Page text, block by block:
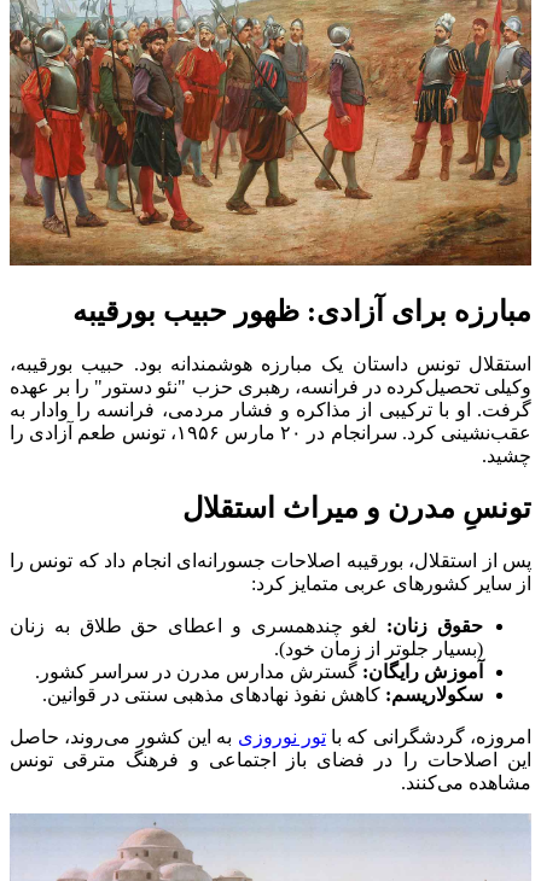
مبارزه برای آزادی: ظهور حبیب بورقیبه
استقلال تونس داستان یک مبارزه هوشمندانه بود. حبیب بورقیبه،
وکیلی تحصیل‌کرده در فرانسه، رهبری حزب "نئو دستور" را بر عهده
گرفت. او با ترکیبی از مذاکره و فشار مردمی، فرانسه را وادار به
عقب‌نشینی کرد. سرانجام در ۲۰ مارس ۱۹۵۶، تونس طعم آزادی را
چشید.
تونسِ مدرن و میراث استقلال
پس از استقلال، بورقیبه اصلاحات جسورانه‌ای انجام داد که تونس را
از سایر کشورهای عربی متمایز کرد:
حقوق زنان: لغو چندهمسری و اعطای حق طلاق به زنان
(بسیار جلوتر از زمان خود).
آموزش رایگان: گسترش مدارس مدرن در سراسر کشور.
سکولاریسم: کاهش نفوذ نهادهای مذهبی سنتی در قوانین.
امروزه، گردشگرانی که باتور نوروزی به این کشور می‌روند، حاصل
این اصلاحات را در فضای باز اجتماعی و فرهنگ مترقی تونس
مشاهده می‌کنند.